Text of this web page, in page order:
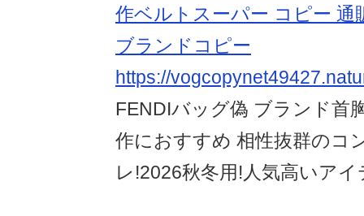
作ベルトスーパー コピー 通
ブランドコピー
https://
FENDIバッグ偽 ブランド首
作におすすめ 相性抜群のコ
レ!2026秋冬用!人気高いア